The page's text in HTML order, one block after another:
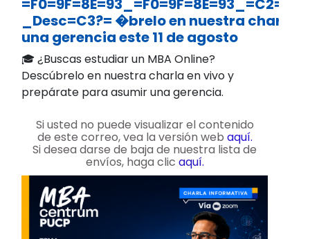
_Desc=C3?= �brelo en nuestra charla
una gerencia este 11 de agosto
🎓 ¿Buscas estudiar un MBA Online?
Descúbrelo en nuestra charla en vivo y
prepárate para asumir una gerencia.
Si usted no puede visualizar el contenido
de este correo, vea la versión web aquí.
Si desea darse de baja de nuestra lista de
envíos, haga clic aquí.